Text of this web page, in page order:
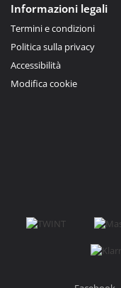
Informazioni legali
Termini e condizioni
Politica sulla privacy
Accessibilità
Modifica cookie